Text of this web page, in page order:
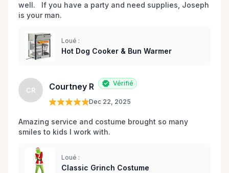
well.   If you have a party and need supplies, Joseph
is your man.
Loué :
Hot Dog Cooker & Bun Warmer
CR Courtney R Vérifié
Dec 22, 2025
Amazing service and costume brought so many
smiles to kids I work with.
Loué :
Classic Grinch Costume